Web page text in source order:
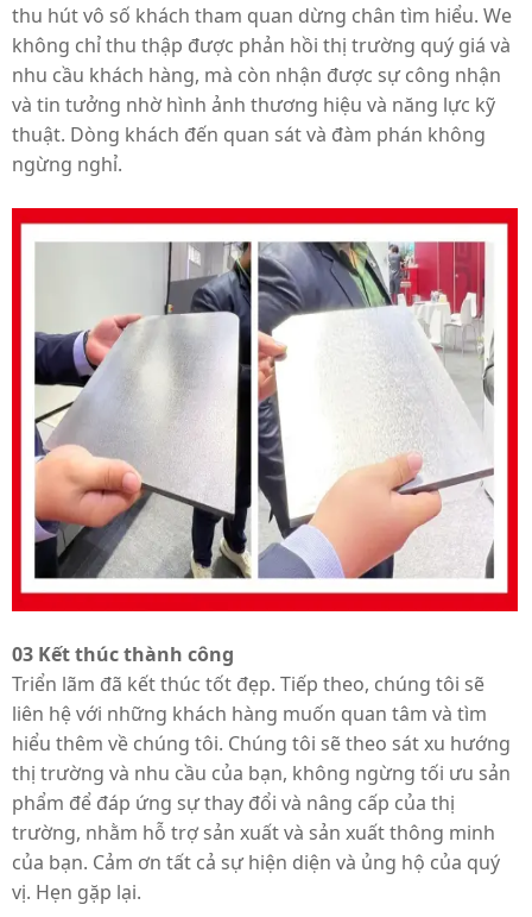
thu hút vô số khách tham quan dừng chân tìm hiểu. We
không chỉ thu thập được phản hồi thị trường quý giá và
nhu cầu khách hàng, mà còn nhận được sự công nhận
và tin tưởng nhờ hình ảnh thương hiệu và năng lực kỹ
thuật. Dòng khách đến quan sát và đàm phán không
ngừng nghỉ.
03 Kết thúc thành công
Triển lãm đã kết thúc tốt đẹp. Tiếp theo, chúng tôi sẽ
liên hệ với những khách hàng muốn quan tâm và tìm
hiểu thêm về chúng tôi. Chúng tôi sẽ theo sát xu hướng
thị trường và nhu cầu của bạn, không ngừng tối ưu sản
phẩm để đáp ứng sự thay đổi và nâng cấp của thị
trường, nhằm hỗ trợ sản xuất và sản xuất thông minh
của bạn. Cảm ơn tất cả sự hiện diện và ủng hộ của quý
vị. Hẹn gặp lại.